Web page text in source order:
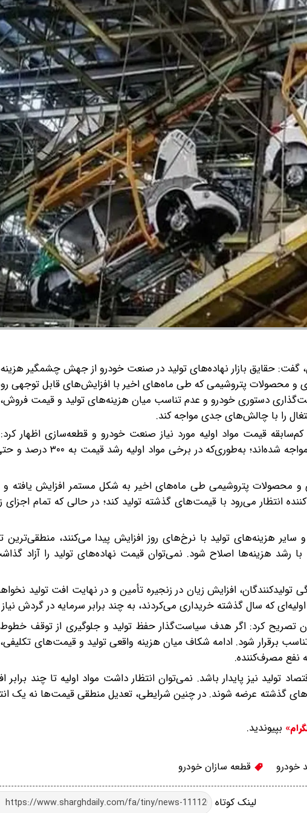
گفت: حقایق بازار نهاده‌های تولید در صنعت خودرو از جهش چشمگیر
و محصولات پتروشیمی که طی ماه‌های اخیر با افزایش‌های قابل توجهی
دستوری خودرو و عدم تناسب میان هزینه‌های تولید و قیمت
را با چالش‌های جدی مواجه کند.
قیمت مواد اولیه مورد نیاز صنعت خودرو و قطعه‌سازی اظهار کرد:
و محصولات پتروشیمی طی ماه‌های اخیر به شکل مستمر افزایش یافته و
انتظار می‌رود با قیمت‌های گذشته تولید کند؛ در حالی که تمام اجزای
سایر هزینه‌های تولید با نرخ‌های روز افزایش پیدا می‌کنند، منطقی‌ترین
هزینه‌ها اصلاح شود. نمی‌توان قیمت نهاده‌های تولید را آزاد
افزایش زیان در زنجیره تأمین و در نهایت افت تولید
که سال گذشته خریداری می‌کردند، به چند برابر سرمایه در گردش نیاز
تصریح کرد: اگر هدف سیاست‌گذار حفظ تولید و جلوگیری از توقف خطوط
برقرار شود. ادامه شکاف میان هزینه واقعی تولید و قیمت‌های
نفع مصرف‌کننده.
تولید نیز پایدار باشد. نمی‌توان انتظار داشت مواد اولیه تا چند برابر
گذشته عرضه شوند. در چنین شرایطی، تعدیل منطقی قیمت‌ها نه یک
بپیوندید.
خودرو قطعه سازان خودرو
لینک کوتاه